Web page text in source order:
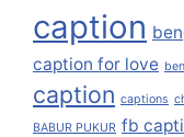
caption
caption for love
caption captions
BABUR PUKUR fb